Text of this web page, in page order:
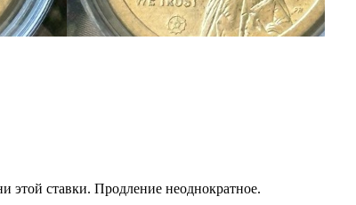
этой ставки. Продление неоднократное.